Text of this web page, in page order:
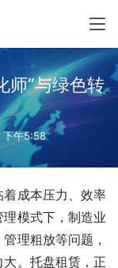
师”与绿色转
下午5:58
成本压力、效率
模式下，制造业
理粗放等问题，
。托盘租赁，正